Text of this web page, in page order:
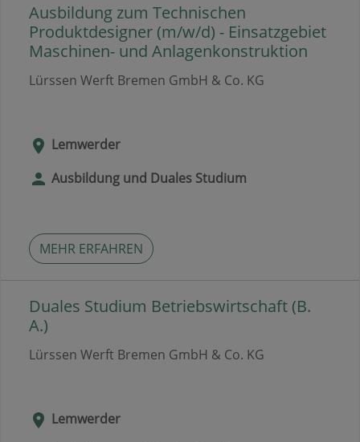
Ausbildung zum Technischen
Produktdesigner (m/w/d) - Einsatzgebiet
Maschinen- und Anlagenkonstruktion
Lürssen Werft Bremen GmbH & Co. KG
Lemwerder
Ausbildung und Duales Studium
MEHR ERFAHREN
Duales Studium Betriebswirtschaft (B.
A.)
Lürssen Werft Bremen GmbH & Co. KG
Lemwerder